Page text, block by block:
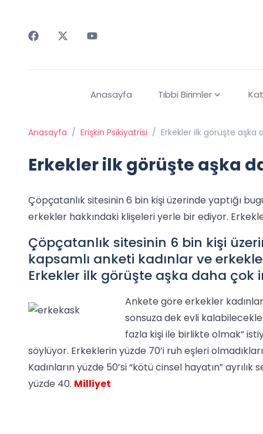
Anasayfa Tıbbi Birimler
Anasayfa / Erişkin Psikiyatrisi / Erkekler ilk görüşte aşka
Erkekler ilk görüşte aşka
Çöpçatanlık sitesinin 6 bin kişi üzerinde yaptığı
erkekler hakkındaki klişeleri yerle bir ediyor.
Çöpçatanlık sitesinin 6 bin kişi
kapsamlı anketi kadınlar ve
Erkekler ilk görüşte aşka daha çok
Ankete göre erkekler
sonsuza dek evli
fazla kişi ile birlikte olmak”
söylüyor. Erkeklerin yüzde 70’i ruh eşleri
Kadınların yüzde 50’si “kötü cinsel hayatın”
yüzde 40. Milliyet